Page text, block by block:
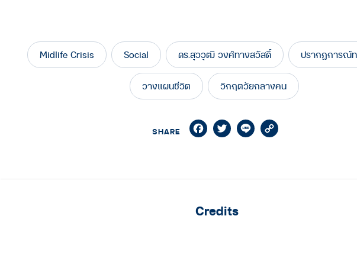
Midlife Crisis Social ดร.สุววุฒิ วงศ์ทางสวัสดิ์ ปรากฏการณ์
วางแผนชีวิต วิกฤตวัยกลางคน
SHARE FacebookTwitterLine
Credits